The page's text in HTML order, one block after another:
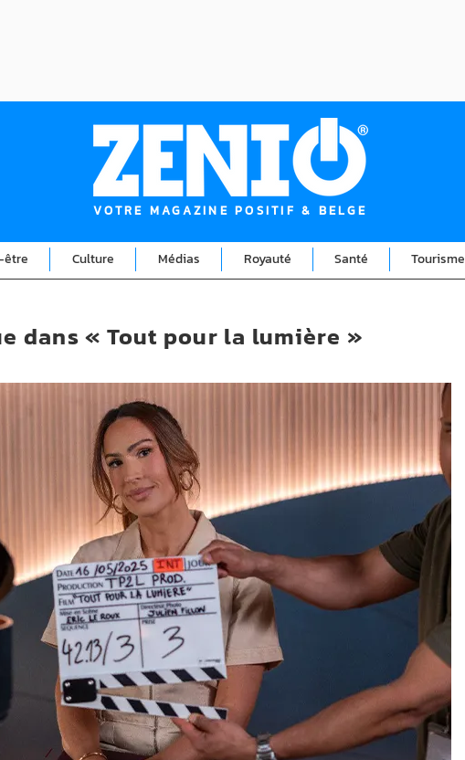
VOTRE MAGAZINE POSITIF & BELGE
être Culture Médias Royauté Santé Tourisme
dans « Tout pour la lumière »